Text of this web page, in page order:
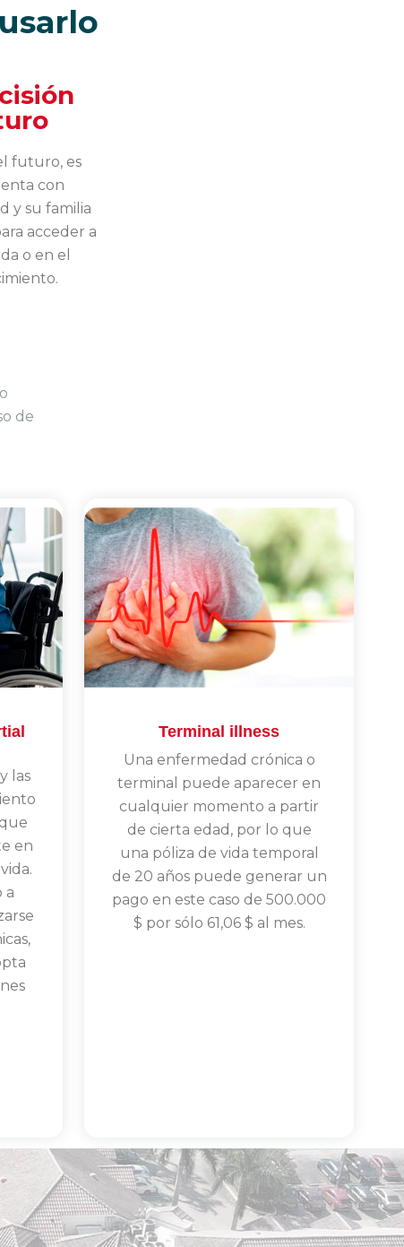
futuro, es
con
y su familia
acceder a
o en el
de
las
en
a
Terminal illness
Una enfermedad crónica o
terminal puede aparecer en
cualquier momento a partir
de cierta edad, por lo que
una póliza de vida temporal
de 20 años puede generar un
pago en este caso de 500.000
$ por sólo 61,06 $ al mes.